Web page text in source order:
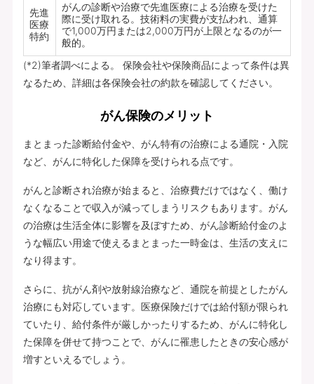
先進
医療
特約
がんの診断や治療で先進医療による治療を受けた
際に受け取れる。技術料の実費が支払われ、通算
で1,000万円または2,000万円が上限となるのが一
般的。
(*2)筆者調べによる。 保険会社や保険商品によって条件は異
なるため、詳細は各保険会社の約款を確認してください。
がん保険のメリット
まとまった診断給付金や、がん特有の治療による通院・入院
など、がんに特化した保障を受けられる点です。
がんと診断され治療が始まると、治療費だけではなく、働け
なくなることで収入が減ってしまうリスクもあります。がん
の治療は生活全体に影響を及ぼすため、がん診断給付金のよ
うな幅広い用途で使えるまとまった一時金は、生活の支えに
なり得ます。
さらに、抗がん剤や放射線治療など、通院を前提としたがん
治療にも対応しています。医療保険だけでは給付額が限られ
ていたり、給付条件が厳しかったりするため、がんに特化し
た保障を併せて持つことで、がんに罹患したときの安心感が
増すといえるでしょう。